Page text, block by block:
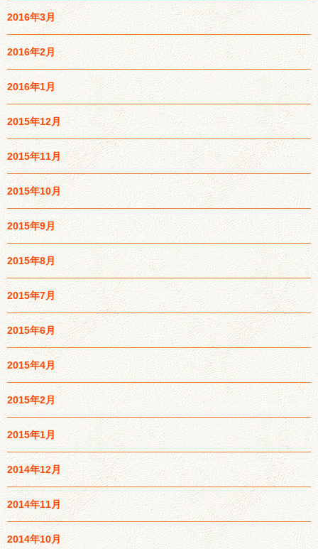
2016年3月
2016年2月
2016年1月
2015年12月
2015年11月
2015年10月
2015年9月
2015年8月
2015年7月
2015年6月
2015年4月
2015年2月
2015年1月
2014年12月
2014年11月
2014年10月